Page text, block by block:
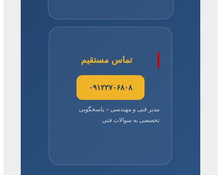
تماس مستقیم
۰۹۱۲۲۷۰۶۸۰۸
مدیر فنی و مهندسی – پاسخگویی
تخصصی به سوالات فنی